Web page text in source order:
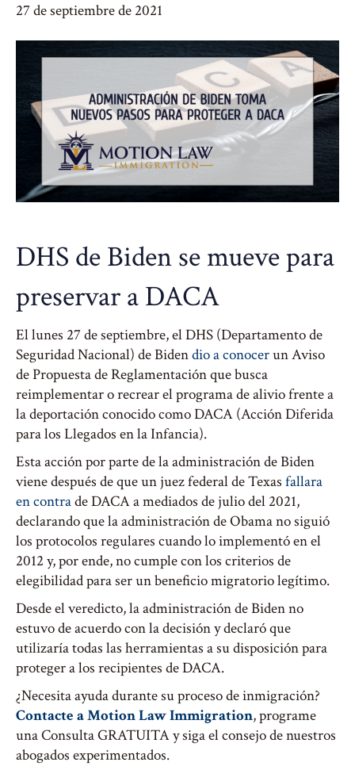
27 de septiembre de 2021
DHS de Biden se mueve para
preservar a DACA
El lunes 27 de septiembre, el DHS (Departamento de
Seguridad Nacional) de Bidendio a conocerun Aviso
de Propuesta de Reglamentación que busca
reimplementar o recrear el programa de alivio frente a
la deportación conocido como DACA (Acción Diferida
para los Llegados en la Infancia).
Esta acción por parte de la administración de Biden
viene después de que un juez federal de Texas fallara
en contrade DACA a mediados de julio del 2021,
declarando que la administración de Obama no siguió
los protocolos regulares cuando lo implementó en el
2012 y, por ende, no cumple con los criterios de
elegibilidad para ser un beneficio migratorio legítimo.
Desde el veredicto, la administración de Biden no
estuvo de acuerdo con la decisión y declaró que
utilizaría todas las herramientas a su disposición para
proteger a los recipientes de DACA.
¿Necesita ayuda durante su proceso de inmigración?
Contacte a Motion Law Immigration, programe
una Consulta GRATUITA y siga el consejo de nuestros
abogados experimentados.